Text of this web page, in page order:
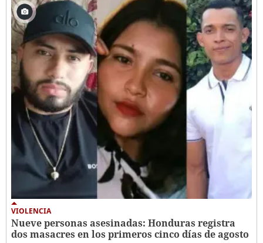
VIOLENCIA
Nueve personas asesinadas: Honduras registra
dos masacres en los primeros cinco días de agosto